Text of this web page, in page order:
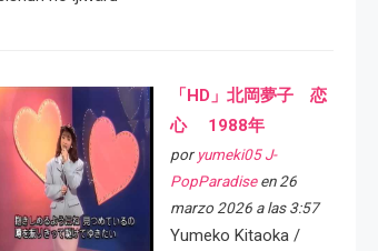
「HD」北岡夢子 恋
心 1988年
por yumeki05 J-
PopParadiseen 26
marzo 2026 a las 3:57
Yumeko Kitaoka /